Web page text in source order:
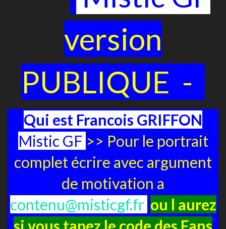
version
PUBLIQUE -
Qui est Francois GRIFFON
Mistic GF >> Pour le portrait
complet écrire avec argument
de motivation a
contenu@misticgf.fr ou l aurez
si vous tapez le code des Fans